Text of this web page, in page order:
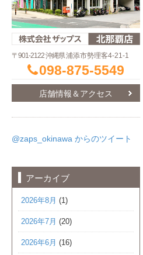
〒901-2122 沖縄県浦添市勢理客4-21-1
098-875-5549
店舗情報＆アクセス
@zaps_okinawa からのツイート
アーカイブ
2026年8月 (1)
2026年7月 (20)
2026年6月 (16)